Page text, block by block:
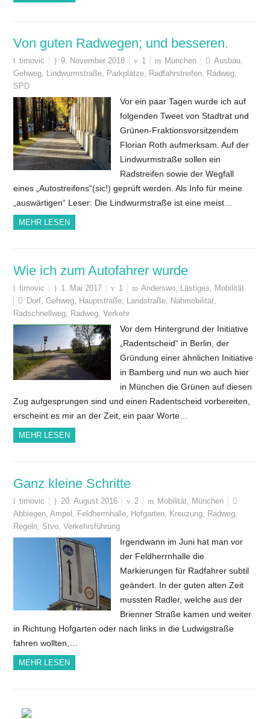
Von guten Radwegen; und besseren.
timovic 9. November 2018 1 München Ausbau,
Gehweg, Lindwurmstraße, Parkplätze, Radfahrstreifen, Radweg,
SPD
Vor ein paar Tagen wurde ich auf
folgenden Tweet von Stadtrat und
Grünen-Fraktionsvorsitzendem
Florian Roth aufmerksam. Auf der
Lindwurmstraße sollen ein
Radstreifen sowie der Wegfall
eines „Autostreifens“(sic!) geprüft werden. Als Info für meine
„auswärtigen“ Leser: Die Lindwurmstraße ist eine meist…
MEHR LESEN
Wie ich zum Autofahrer wurde
timovic 1. Mai 2017 1 Anderswo, Lästiges, Mobilität
Dorf,Gehweg, Hauptstraße, Landstraße, Nahmobilität,
Radschnellweg, Radweg,Verkehr
Vor dem Hintergrund der Initiative
„Radentscheid“ in Berlin, der
Gründung einer ähnlichen Initiative
in Bamberg und nun wo auch hier
in München die Grünen auf diesen
Zug aufgesprungen sind und einen Radentscheid vorbereiten,
erscheint es mir an der Zeit, ein paar Worte…
MEHR LESEN
Ganz kleine Schritte
timovic 20. August 2016 2 Mobilität, München
Abbiegen,Ampel , Feldherrnhalle, Hofgarten, Kreuzung, Radweg,
Regeln, Stvo,Verkehrsführung
Irgendwann im Juni hat man vor
der Feldherrnhalle die
Markierungen für Radfahrer subtil
geändert. In der guten alten Zeit
mussten Radler, welche aus der
Brienner Straße kamen und weiter
in Richtung Hofgarten oder nach links in die Ludwigstraße
fahren wollten,…
MEHR LESEN